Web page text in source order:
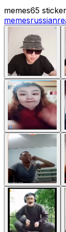
memes65 sticker
memesrussian